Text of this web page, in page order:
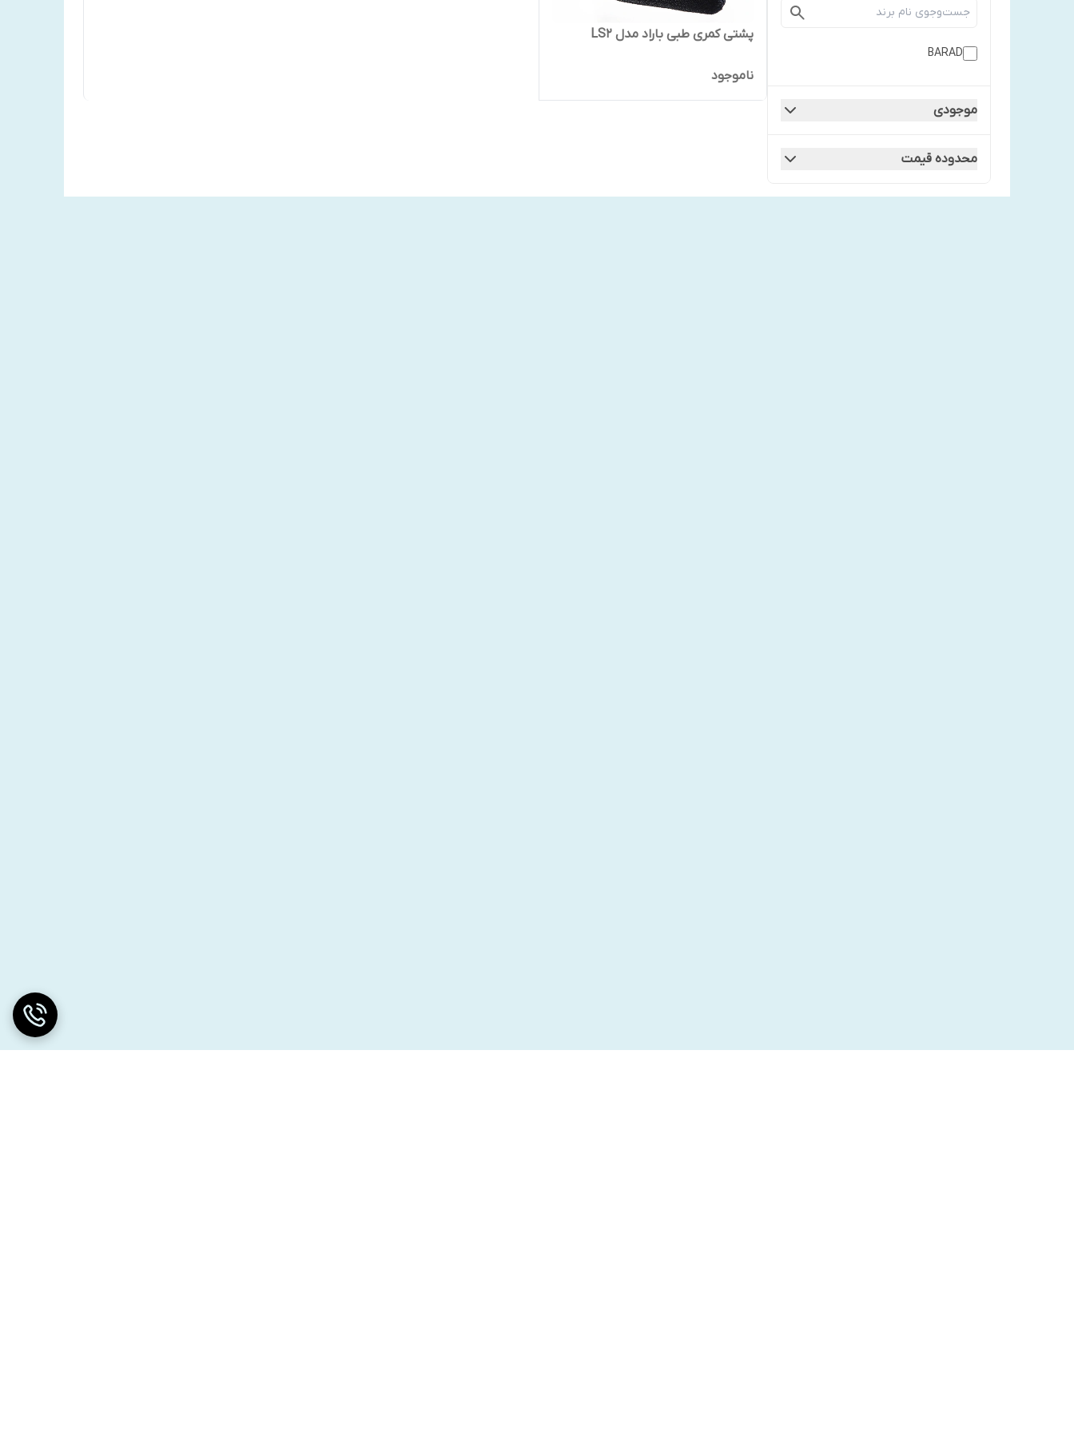
BARAD
موجودی
محدوده قیمت
پشتی کمری طبی باراد مدل LS2
ناموجود